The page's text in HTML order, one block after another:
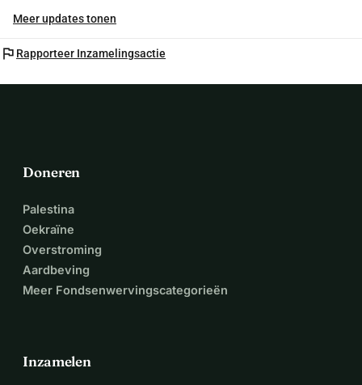
Meer updates tonen
flag Rapporteer Inzamelingsactie
Doneren
Palestina
Oekraïne
Overstroming
Aardbeving
Meer Fondsenwervingscategorieën
Inzamelen